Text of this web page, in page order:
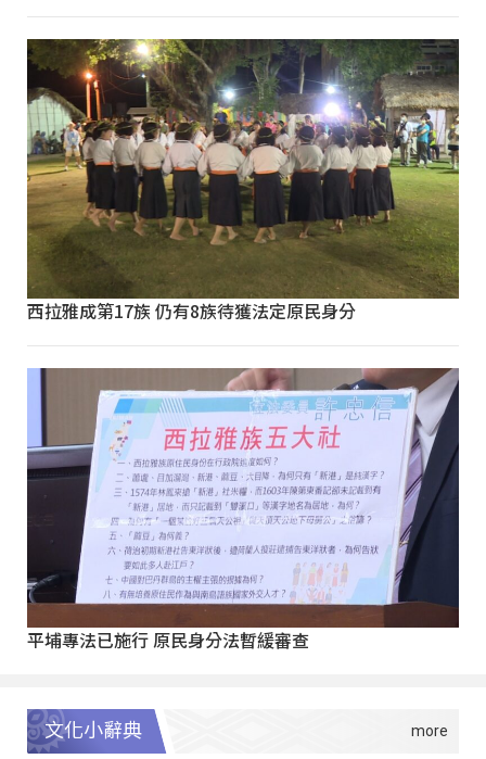
西拉雅成第17族 仍有8族待獲法定原民身分
平埔專法已施行 原民身分法暫緩審查
文化小辭典